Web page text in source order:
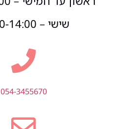
שישי – 08:00-14:00
054-3455670